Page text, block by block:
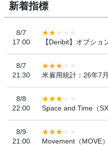
新着指標
8/7
17:00
【Deribit】オプショ
8/7
21:30
米雇用統計：26年7
8/8
22:00
Space and Time（
8/9
21:00
Movement（MOVE